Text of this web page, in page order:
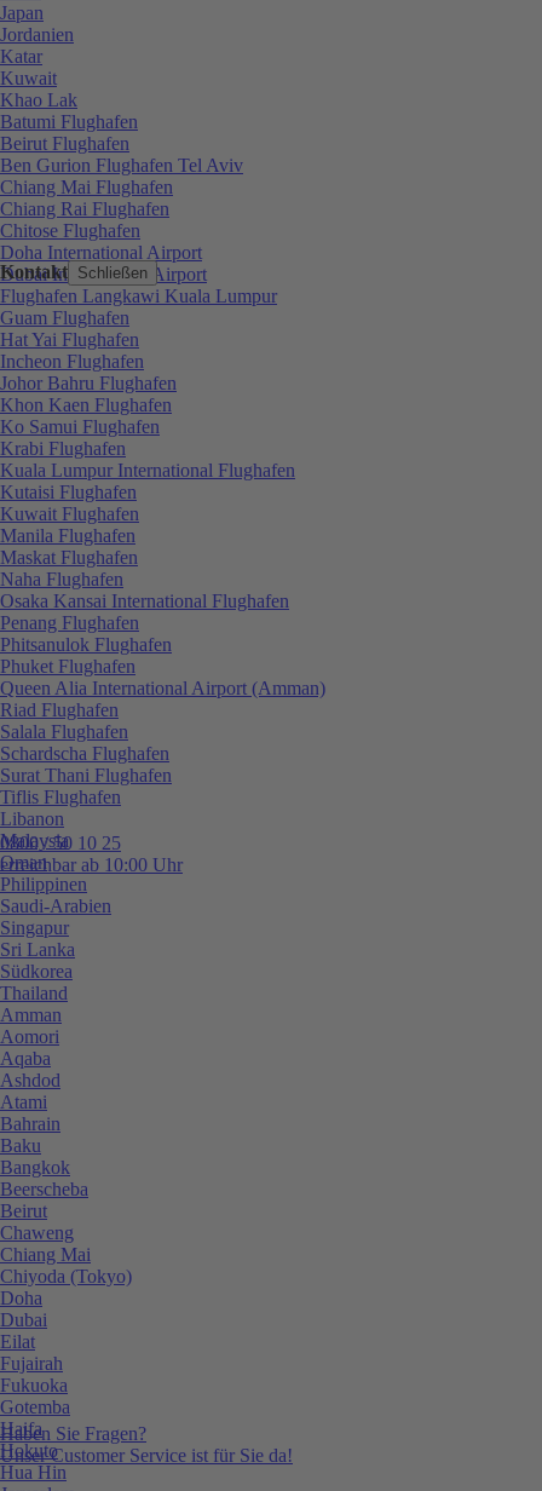
Kontakt Schließen
0800 / 50 10 25
erreichbar ab 10:00 Uhr
Haben Sie Fragen?
Unser Customer Service ist für Sie da!
Japan
Jordanien
Katar
Kuwait
Khao Lak
Batumi Flughafen
Beirut Flughafen
Ben Gurion Flughafen Tel Aviv
Chiang Mai Flughafen
Chiang Rai Flughafen
Chitose Flughafen
Doha International Airport
Dubai International Airport
Flughafen Langkawi Kuala Lumpur
Guam Flughafen
Hat Yai Flughafen
Incheon Flughafen
Johor Bahru Flughafen
Khon Kaen Flughafen
Ko Samui Flughafen
Krabi Flughafen
Kuala Lumpur International Flughafen
Kutaisi Flughafen
Kuwait Flughafen
Manila Flughafen
Maskat Flughafen
Naha Flughafen
Osaka Kansai International Flughafen
Penang Flughafen
Phitsanulok Flughafen
Phuket Flughafen
Queen Alia International Airport (Amman)
Riad Flughafen
Salala Flughafen
Schardscha Flughafen
Surat Thani Flughafen
Tiflis Flughafen
Libanon
Malaysia
Oman
Philippinen
Saudi-Arabien
Singapur
Sri Lanka
Südkorea
Thailand
Amman
Aomori
Aqaba
Ashdod
Atami
Bahrain
Baku
Bangkok
Beerscheba
Beirut
Chaweng
Chiang Mai
Chiyoda (Tokyo)
Doha
Dubai
Eilat
Fujairah
Fukuoka
Gotemba
Haifa
Hokuto
Hua Hin